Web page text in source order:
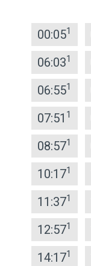
00:051
06:031
06:551
07:51 1
08:571
10:171
11:371
12:571
14:171